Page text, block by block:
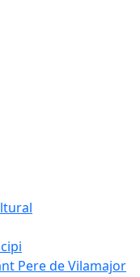
Pere de Vilamajor